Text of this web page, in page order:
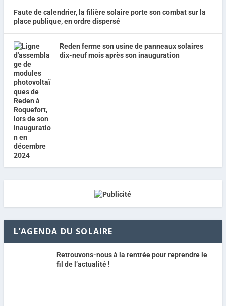
Faute de calendrier, la filière solaire porte son combat sur la
place publique, en ordre dispersé
Reden ferme son usine de panneaux solaires
dix-neuf mois après son inauguration
L’AGENDA DU SOLAIRE
Retrouvons-nous à la rentrée pour reprendre le
fil de l’actualité !